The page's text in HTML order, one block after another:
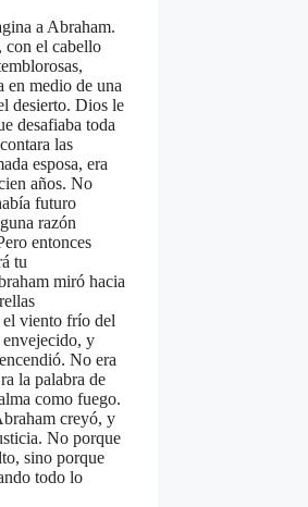
a Abraham.
con el cabello
en medio de una
desierto. Dios le
desafiaba toda
las
esposa, era
años. No
futuro
razón
entonces
tu
miró hacia
viento frío del
envejecido, y
No era
la palabra de
como fuego.
creyó, y
No porque
sino porque
todo lo